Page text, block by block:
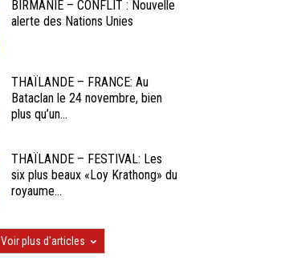
BIRMANIE – CONFLIT : Nouvelle
alerte des Nations Unies
THAÏLANDE – FRANCE: Au
Bataclan le 24 novembre, bien
plus qu’un...
THAÏLANDE – FESTIVAL: Les
six plus beaux «Loy Krathong» du
royaume...
Voir plus d'articles